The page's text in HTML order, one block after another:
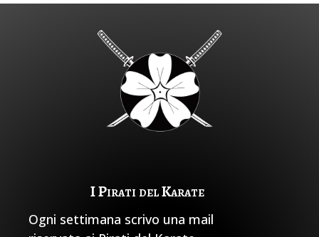
I Pirati del Karate
Ogni settimana scrivo una mail